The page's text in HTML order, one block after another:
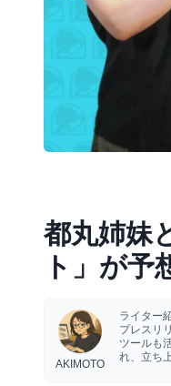
都丸姉妹
ト」が予
AKIMOTO
ライター
プレスリ
ツールも
れ、立ち